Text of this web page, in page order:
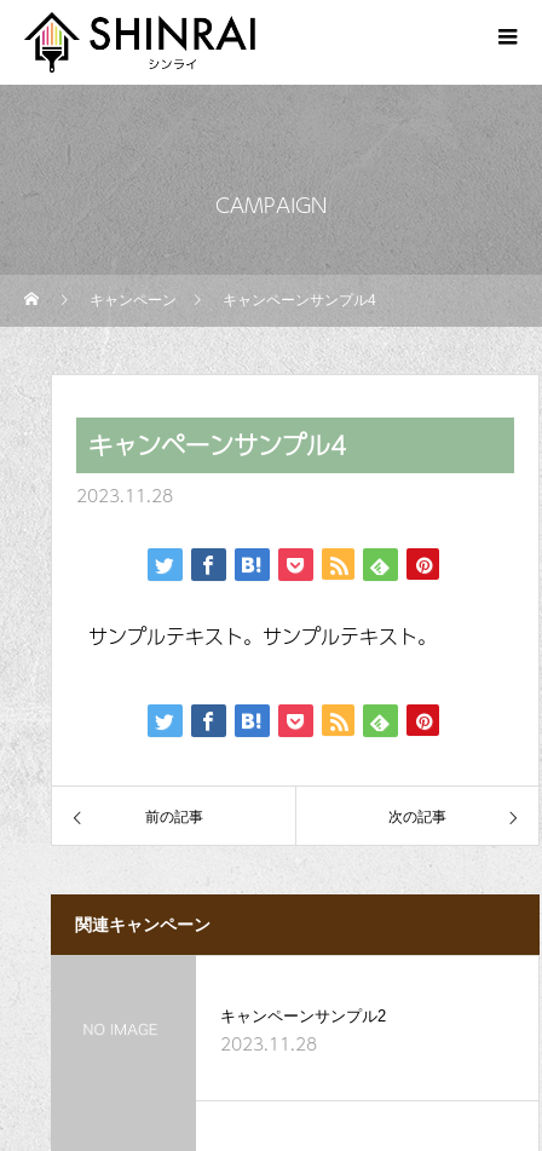
CAMPAIGN
キャンペーン キャンペーンサンプル4
キャンペーンサンプル4
2023.11.28
サンプルテキスト。サンプルテキスト。
前の記事 次の記事
関連キャンペーン
キャンペーンサンプル2
2023.11.28